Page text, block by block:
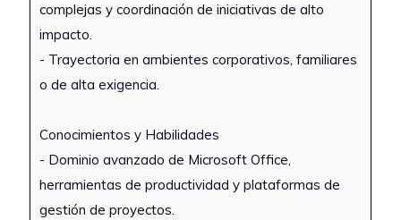
complejas y coordinación de iniciativas de alto
impacto.
- Trayectoria en ambientes corporativos, familiares
o de alta exigencia.
Conocimientos y Habilidades
- Dominio avanzado de Microsoft Office,
herramientas de productividad y plataformas de
gestión de proyectos.